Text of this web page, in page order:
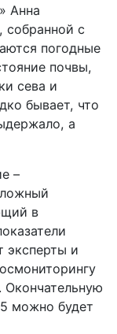
Анна
собранной с
погодные
почвы,
сева и
бывает, что
а
–
в
эксперты и
Окончательную
можно будет